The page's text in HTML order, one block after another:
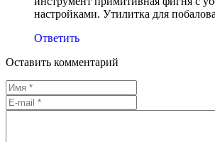
настройками. Утилитка для
Ответить
Оставить комментарий